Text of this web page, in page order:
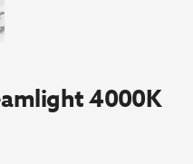
4000K